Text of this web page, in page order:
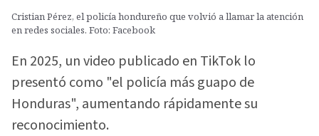
Cristian Pérez, el policía hondureño que volvió a llamar la atención
en redes sociales. Foto: Facebook
En 2025, un video publicado en TikTok lo
presentó como "el policía más guapo de
Honduras", aumentando rápidamente su
reconocimiento.